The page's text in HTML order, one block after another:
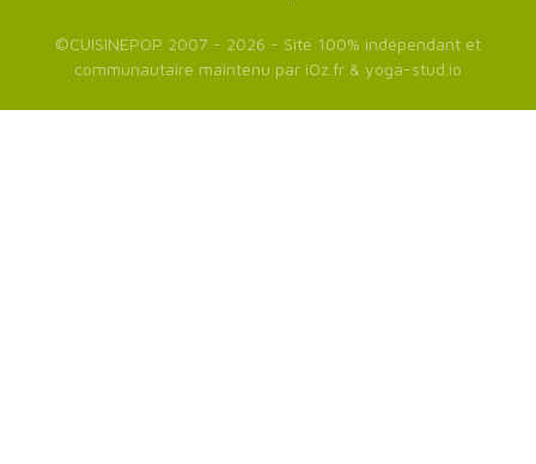
©CUISINEPOP 2007 - 2026 - Site 100% indépendant et
communautaire maintenu par iOz.fr & yoga-stud.io